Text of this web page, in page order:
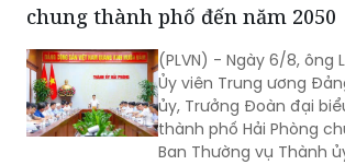
chung thành phố đến năm 2050
(PLVN) - Ngày 6/8, ông
Ủy viên Trung ương
ủy, Trưởng Đoàn đại
thành phố Hải Phòng chủ trì Hội nghị
Ban Thường vụ Thành